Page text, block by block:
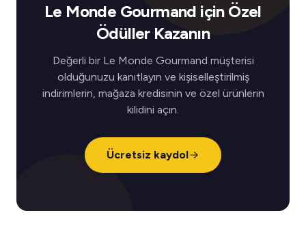
Le Monde Gourmand için Özel
Ödüller Kazanın
Değerli bir Le Monde Gourmand müşterisi
olduğunuzu kanıtlayın ve kişiselleştirilmiş
indirimlerin, mağaza kredisinin ve özel ürünlerin
kilidini açın.
Ücretsiz kaydol